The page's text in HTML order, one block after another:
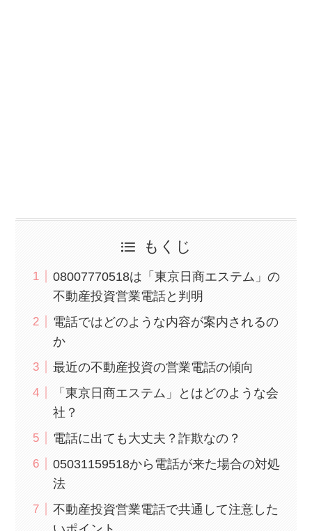
もくじ
08007770518は「東京日商エステム」の
不動産投資営業電話と判明
電話ではどのような内容が案内されるの
か
最近の不動産投資の営業電話の傾向
「東京日商エステム」とはどのような会
社？
電話に出ても大丈夫？詐欺なの？
05031159518から電話が来た場合の対処
法
不動産投資営業電話で共通して注意した